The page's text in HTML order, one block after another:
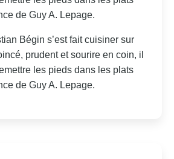
de Guy A. Lepage.
Bégin s’est fait cuisiner sur
prudent et sourire en coin, il
les pieds dans les plats
de Guy A. Lepage.